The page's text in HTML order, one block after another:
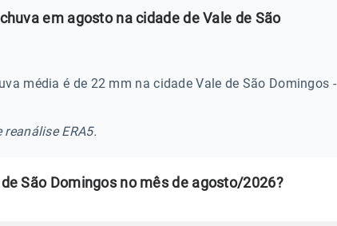
em agosto na cidade de Vale de São
média é de 22 mm na cidade Vale de São Domingos -
ERA5.
São Domingos no mês de agosto/2026?